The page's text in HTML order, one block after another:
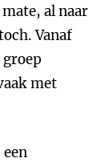
al naar
Vanaf
met